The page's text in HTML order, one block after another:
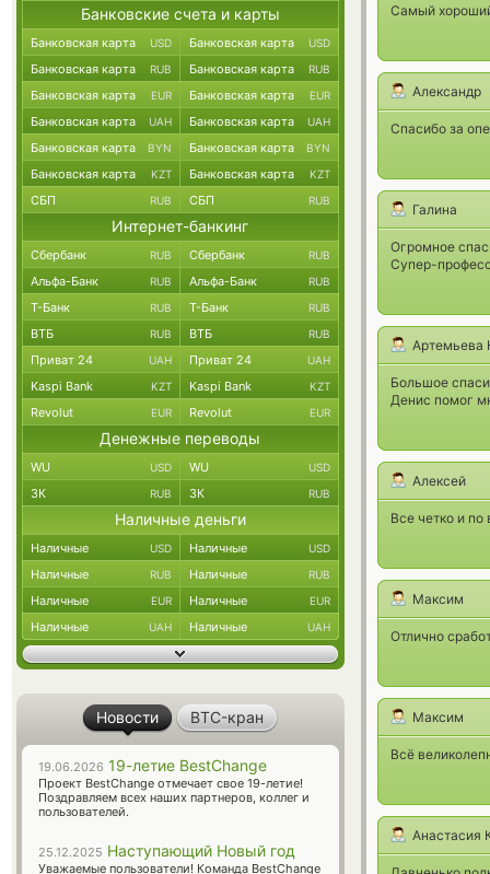
Самый
Александр
Спасибо за
Галина
Огромное
Супер-
Артемьева
Большое
Денис помог
Алексей
Все четко и
Максим
Отлично
Максим
Всё
Анастасия
Банковские счета и карты
Банковская карта USD Банковская карта USD
Банковская карта RUB Банковская карта RUB
Банковская карта EUR Банковская карта EUR
Банковская карта UAH Банковская карта UAH
Банковская карта BYN Банковская карта BYN
Банковская карта KZT Банковская карта KZT
СБП RUB СБП RUB
Интернет-банкинг
Сбербанк RUB Сбербанк RUB
Альфа-Банк RUB Альфа-Банк RUB
Т-Банк RUB Т-Банк RUB
ВТБ RUB ВТБ RUB
Приват 24 UAH Приват 24 UAH
Kaspi Bank KZT Kaspi Bank KZT
Revolut EUR Revolut EUR
Денежные переводы
WU USD WU USD
ЗК RUB ЗК RUB
Наличные деньги
Наличные USD Наличные USD
Наличные RUB Наличные RUB
Наличные EUR Наличные EUR
Наличные UAH Наличные UAH
Новости BTC-кран
19.06.2026 19-летие BestChange
Проект BestChange отмечает свое 19-летие!
Поздравляем всех наших партнеров, коллег и
пользователей.
25.12.2025 Наступающий Новый год
Уважаемые пользователи! Команда BestChange